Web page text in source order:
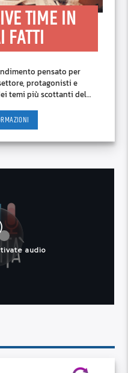
TIME IN
FATTI
pensato per
protagonisti e
temi più scottanti del